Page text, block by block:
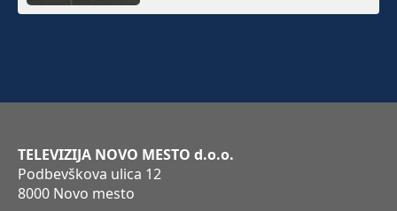
TELEVIZIJA NOVO MESTO d.o.o.
Podbevškova ulica 12
8000 Novo mesto